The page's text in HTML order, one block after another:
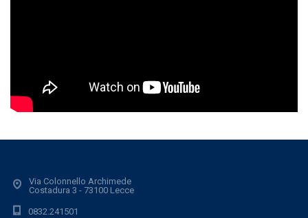
Via Colonnello Archimede
Costadura 3 - 73100 Lecce
0832.241501